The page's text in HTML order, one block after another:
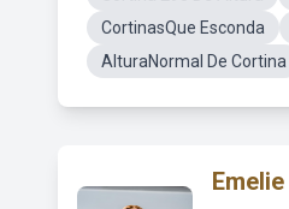
CortinasQue Esconda
AlturaNormal De Cortina
Emelie